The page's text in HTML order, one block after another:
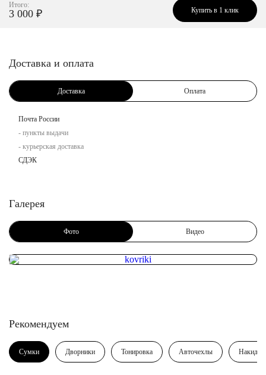
Итого:
3 000 ₽ Купить в 1 клик
Доставка и оплата
Доставка Оплата
Почта России
- пункты выдачи
- курьерская доставка
СДЭК
Галерея
Фото Видео
Рекомендуем
Сумки Дворники Тонировка Авточехлы Накидки